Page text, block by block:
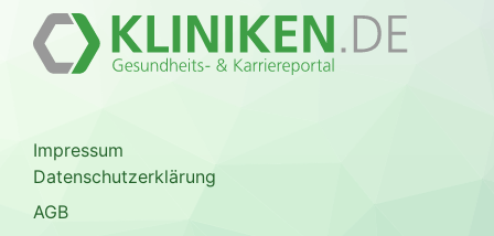
Impressum
Datenschutzerklärung
AGB